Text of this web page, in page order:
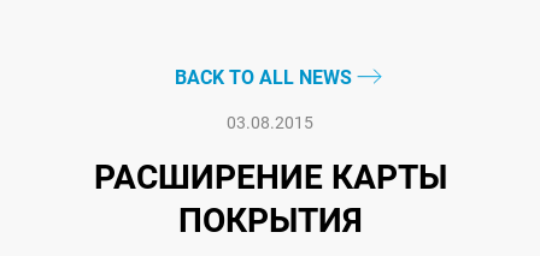
BACK TO ALL NEWS
03.08.2015
РАСШИРЕНИЕ КАРТЫ
ПОКРЫТИЯ